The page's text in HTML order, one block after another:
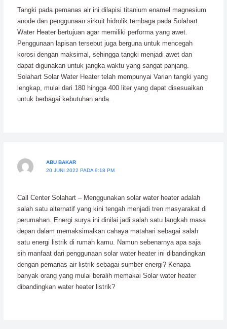
Tangki pada pemanas air ini dilapisi titanium enamel magnesium
anode dan penggunaan sirkuit hidrolik tembaga pada Solahart
Water Heater bertujuan agar memiliki performa yang awet.
Penggunaan lapisan tersebut juga berguna untuk mencegah
korosi dengan maksimal, sehingga tangki menjadi awet dan
dapat digunakan untuk jangka waktu yang sangat panjang.
Solahart Solar Water Heater telah mempunyai Varian tangki yang
lengkap, mulai dari 180 hingga 400 liter yang dapat disesuaikan
untuk berbagai kebutuhan anda.
ABU BAKAR
20 JUNI 2022 PADA 9:18 PM
Call Center Solahart – Menggunakan solar water heater adalah
salah satu alternatif yang kini tengah menjadi tren masyarakat di
perumahan. Energi surya ini dinilai jadi salah satu langkah masa
depan dalam memaksimalkan cahaya matahari sebagai salah
satu energi listrik di rumah kamu. Namun sebenarnya apa saja
sih manfaat dari penggunaan solar water heater ini dibandingkan
dengan pemanas air listrik sebagai sumber energi? Kenapa
banyak orang yang mulai beralih memakai Solar water heater
dibandingkan water heater listrik?